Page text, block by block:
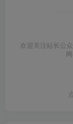
欢迎关注站长公